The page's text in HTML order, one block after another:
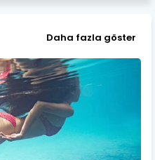
Daha fazla göster